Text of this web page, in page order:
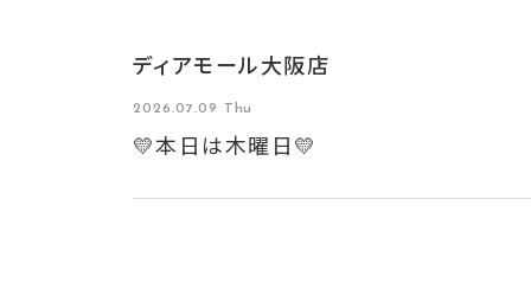
ディアモール大阪店
2026.07.09 Thu
💛本日は木曜日💛